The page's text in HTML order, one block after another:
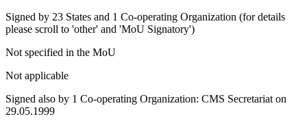
Signed by 23 States and 1 Co-operating Organization (for details
please scroll to 'other' and 'MoU Signatory')
Not specified in the MoU
Not applicable
Signed also by 1 Co-operating Organization: CMS Secretariat on
29.05.1999